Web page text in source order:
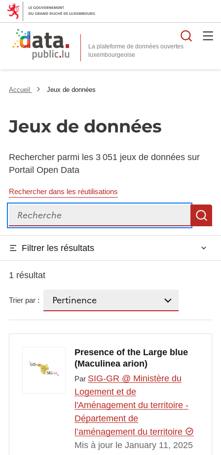
La plateforme de données ouvertes
Accueil Jeux de données
Jeux de données
Rechercher parmi les 3 051 jeux de données sur
Portail Open Data
Rechercher dans les réutilisations
Recherche
Filtrer les résultats
1 résultat
Trier par :
Presence of the Large blue
(Maculinea arion)
Par SIG-GR @ Ministère du
Logement et de
l'Aménagement du territoire -
Département de
l’aménagement du territoire
Mis à jour le January 11, 2025